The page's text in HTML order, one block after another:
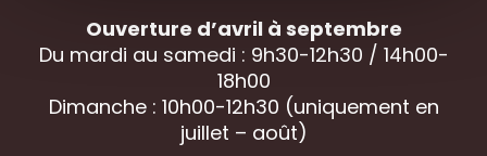
Ouverture d’avril à septembre
Du mardi au samedi : 9h30-12h30 / 14h00-
18h00
Dimanche : 10h00-12h30 (uniquement en
juillet – août)